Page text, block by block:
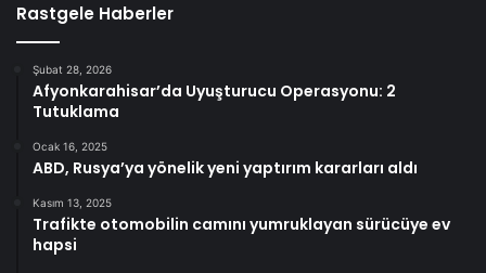
Rastgele Haberler
Şubat 28, 2026
Afyonkarahisar’da Uyuşturucu Operasyonu: 2
Tutuklama
Ocak 16, 2025
ABD, Rusya’ya yönelik yeni yaptırım kararları aldı
Kasım 13, 2025
Trafikte otomobilin camını yumruklayan sürücüye ev
hapsi